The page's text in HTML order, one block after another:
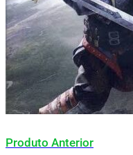
Produto Anterior